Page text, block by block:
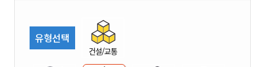
시
유형선택
건설/교통